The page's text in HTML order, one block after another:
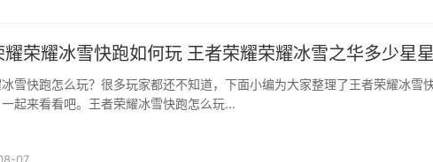
耀荣耀冰雪快跑如何玩 王者荣耀荣耀冰雪之华多少星星
雪快跑怎么玩？很多玩家都还不知道，下面小编为大家整理了王者荣耀冰雪
起来看看吧。王者荣耀冰雪快跑怎么玩...